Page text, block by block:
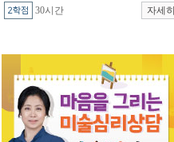
30시간